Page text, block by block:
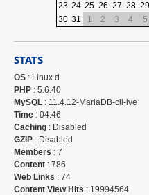
23 24 25 26 27 28 29
30 31 1 2 3 4 5
STATS
OS : Linux d
PHP : 5.6.40
MySQL : 11.4.12-MariaDB-cll-lve
Time : 04:46
Caching : Disabled
GZIP : Disabled
Members : 7
Content : 786
Web Links : 74
Content View Hits : 19994564